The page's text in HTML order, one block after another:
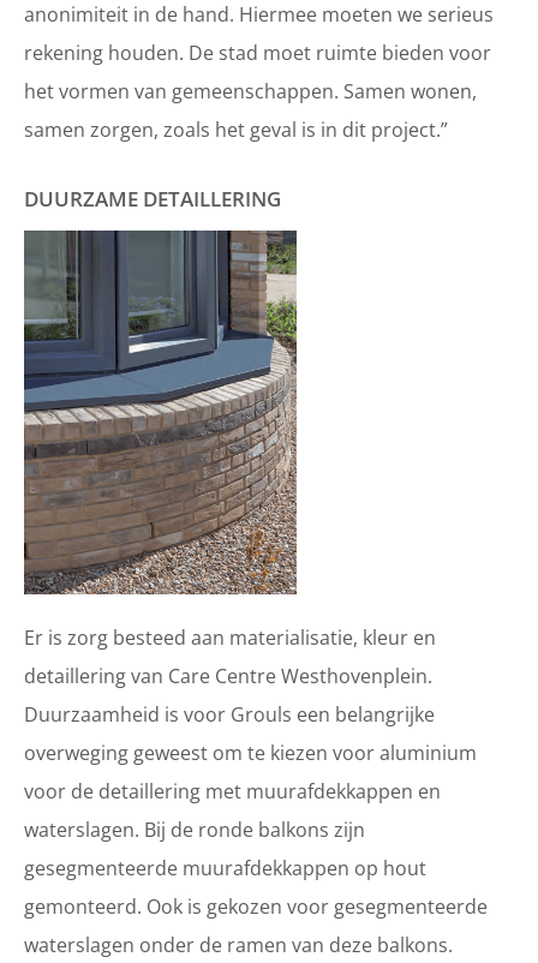
anonimiteit in de hand. Hiermee moeten we serieus
rekening houden. De stad moet ruimte bieden voor
het vormen van gemeenschappen. Samen wonen,
samen zorgen, zoals het geval is in dit project.”
DUURZAME DETAILLERING
Er is zorg besteed aan materialisatie, kleur en
detaillering van Care Centre Westhovenplein.
Duurzaamheid is voor Grouls een belangrijke
overweging geweest om te kiezen voor aluminium
voor de detaillering met muurafdekkappen en
waterslagen. Bij de ronde balkons zijn
gesegmenteerde muurafdekkappen op hout
gemonteerd. Ook is gekozen voor gesegmenteerde
waterslagen onder de ramen van deze balkons.